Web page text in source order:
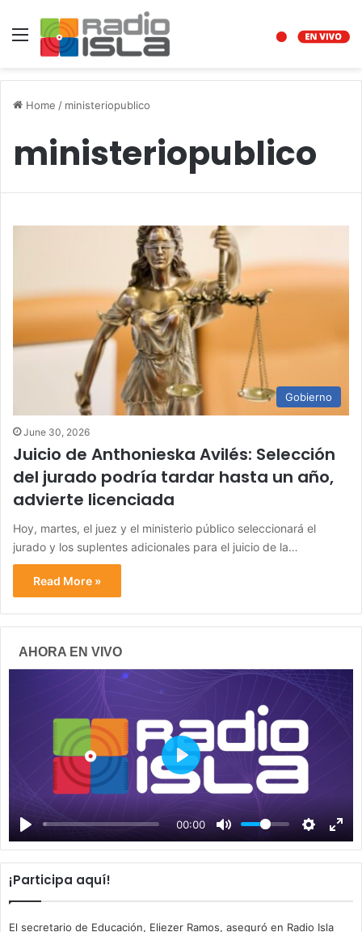
Menu
Home / ministeriopublico
ministeriopublico
Gobierno
June 30, 2026
Juicio de Anthonieska Avilés: Selección
del jurado podría tardar hasta un año,
advierte licenciada
Hoy, martes, el juez y el ministerio público seleccionará el
jurado y los suplentes adicionales para el juicio de la…
Read More »
AHORA EN VIVO
00:00
P
a
y
¡Participa aquí!
El secretario de Educación, Eliezer Ramos, aseguró en Radio Isla